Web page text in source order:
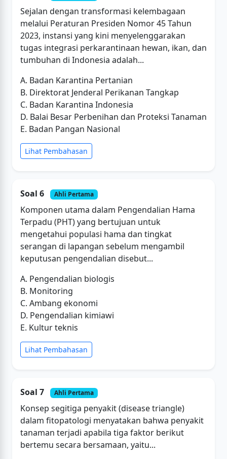
Sejalan dengan transformasi kelembagaan
melalui Peraturan Presiden Nomor 45 Tahun
2023, instansi yang kini menyelenggarakan
tugas integrasi perkarantinaan hewan, ikan, dan
tumbuhan di Indonesia adalah...
A. Badan Karantina Pertanian
B. Direktorat Jenderal Perikanan Tangkap
C. Badan Karantina Indonesia
D. Balai Besar Perbenihan dan Proteksi Tanaman
E. Badan Pangan Nasional
Lihat Pembahasan
Soal 6 Ahli Pertama
Komponen utama dalam Pengendalian Hama
Terpadu (PHT) yang bertujuan untuk
mengetahui populasi hama dan tingkat
serangan di lapangan sebelum mengambil
keputusan pengendalian disebut...
A. Pengendalian biologis
B. Monitoring
C. Ambang ekonomi
D. Pengendalian kimiawi
E. Kultur teknis
Lihat Pembahasan
Soal 7 Ahli Pertama
Konsep segitiga penyakit (disease triangle)
dalam fitopatologi menyatakan bahwa penyakit
tanaman terjadi apabila tiga faktor berikut
bertemu secara bersamaan, yaitu...